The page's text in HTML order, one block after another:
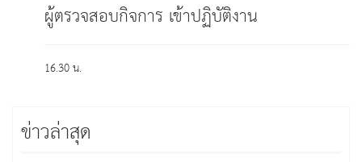
ผู้ตรวจสอบกิจการ เข้าปฏิบัติงาน
16.30 น.
ข่าวล่าสุด